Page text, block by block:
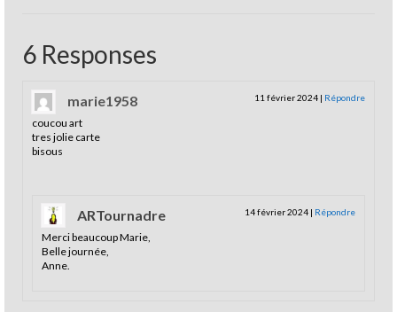
6 Responses
marie1958 11 février 2024 | Répondre
coucou art
tres jolie carte
bisous
ARTournadre 14 février 2024 | Répondre
Merci beaucoup Marie,
Belle journée,
Anne.